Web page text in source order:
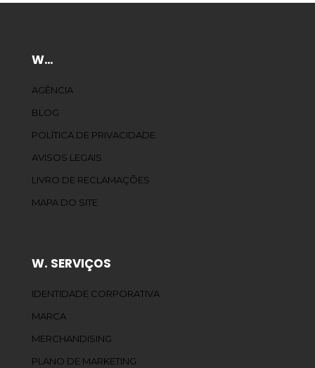
W…
AGÊNCIA
BLOG
POLÍTICA DE PRIVACIDADE
AVISOS LEGAIS
LIVRO DE RECLAMAÇÕES
MAPA DO SITE
W. SERVIÇOS
IDENTIDADE CORPORATIVA
MARCA
MERCHANDISING
PLANO DE MARKETING